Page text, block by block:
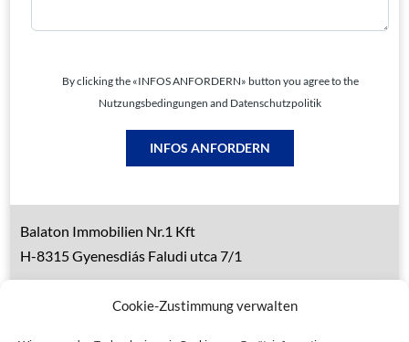
Cookie-Zustimmung verwalten
By clicking the «INFOS ANFORDERN» button you agree to the
Nutzungsbedingungen and Datenschutzpolitik
INFOS ANFORDERN
Balaton Immobilien Nr.1 Kft
H-8315 Gyenesdiás Faludi utca 7/1
Handy 1: 0036 30 153 7382 (deutsch)